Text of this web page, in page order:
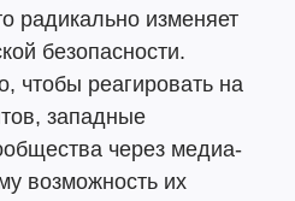
радикально изменяет
безопасности.
чтобы реагировать на
западные
через медиа-
возможность их